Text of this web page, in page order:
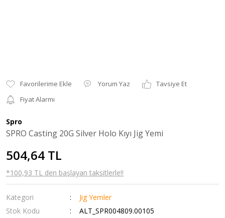
Yorum Yaz
Tavsiye Et
Fiyat Alarmı
Spro
SPRO Casting 20G Silver Holo Kıyı Jig Yemi
504,64 TL
*100,93 TL den başlayan taksitlerle!!
Kategori
Jig Yemler
Stok Kodu
ALT_SPR004809.00105